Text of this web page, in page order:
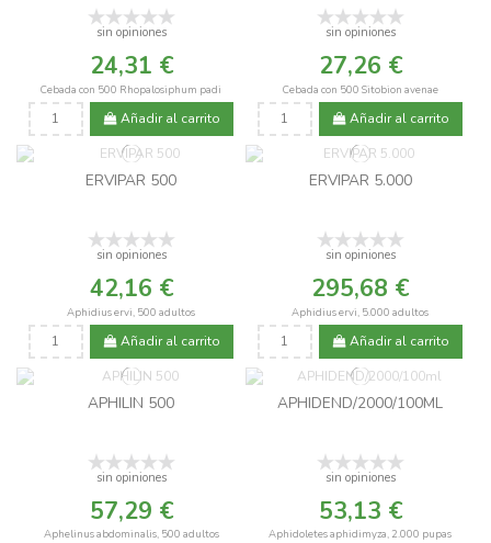
sin opiniones
24,31 €
Cebada con 500 Rhopalosiphum padi
Añadir al carrito
sin opiniones
27,26 €
Cebada con 500 Sitobion avenae
Añadir al carrito
ERVIPAR 500
sin opiniones
42,16 €
Aphidius ervi, 500 adultos
Añadir al carrito
ERVIPAR 5.000
sin opiniones
295,68 €
Aphidius ervi, 5.000 adultos
Añadir al carrito
APHILIN 500
sin opiniones
57,29 €
Aphelinus abdominalis, 500 adultos
APHIDEND/2000/100ML
sin opiniones
53,13 €
Aphidoletes aphidimyza, 2.000 pupas